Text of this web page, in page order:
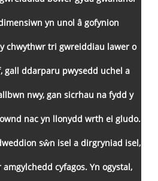
yn unol â gofynion
chwythwr tri gwreiddiau lawer o
gall ddarparu pwysedd uchel a
nwy, gan sicrhau na fydd y
nac yn llonydd wrth ei gludo.
sŵn isel a dirgryniad isel,
cyfagos. Yn ogystal,